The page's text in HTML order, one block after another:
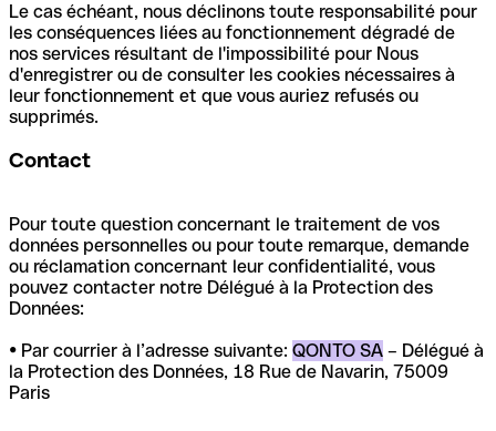
Le cas échéant, nous déclinons toute responsabilité pour
les conséquences liées au fonctionnement dégradé de
nos services résultant de l'impossibilité pour Nous
d'enregistrer ou de consulter les cookies nécessaires à
leur fonctionnement et que vous auriez refusés ou
supprimés.
Contact
Pour toute question concernant le traitement de vos
données personnelles ou pour toute remarque, demande
ou réclamation concernant leur confidentialité, vous
pouvez contacter notre Délégué à la Protection des
Données:
• Par courrier à l’adresse suivante: QONTO SA – Délégué à
la Protection des Données, 18 Rue de Navarin, 75009
Paris